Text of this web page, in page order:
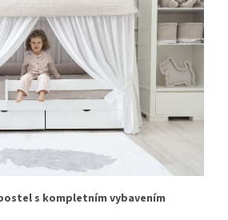
s kompletním vybavením